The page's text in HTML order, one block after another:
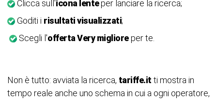
Clicca sull'icona lenteper lanciare la ricerca;
Goditi i risultati visualizzati;
Scegli l'offerta Very miglioreper te.
Non è tutto: avviata la ricerca, tariffe.it ti mostra in
tempo reale anche uno schema in cui a ogni operatore,